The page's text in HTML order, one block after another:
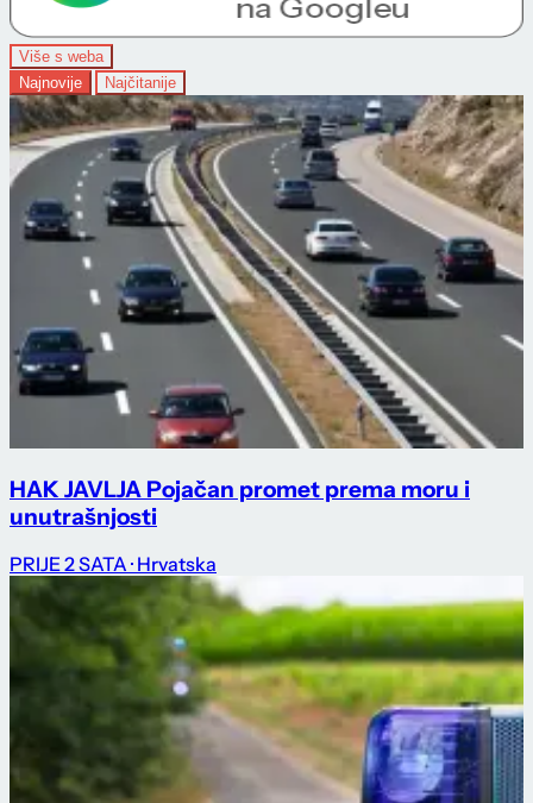
Više s weba
Najnovije
Najčitanije
HAK JAVLJA Pojačan promet prema moru i
unutrašnjosti
PRIJE 2 SATA · Hrvatska